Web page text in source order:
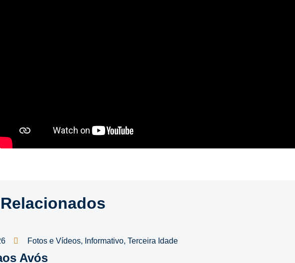
Fotos e Vídeos, Informativo, Terceira Idade
Avós